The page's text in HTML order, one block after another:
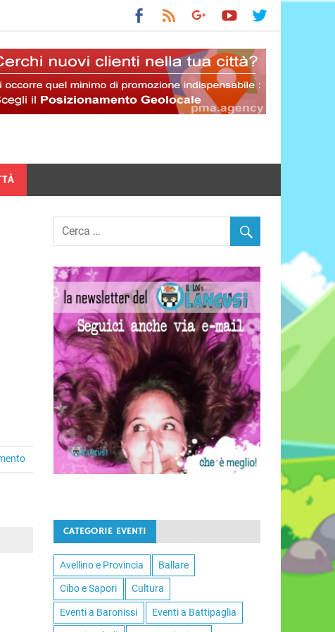
CATEGORIE EVENTI
Avellino e Provincia Ballare
Cibo e Sapori Cultura
Eventi a Baronissi Eventi a Battipaglia